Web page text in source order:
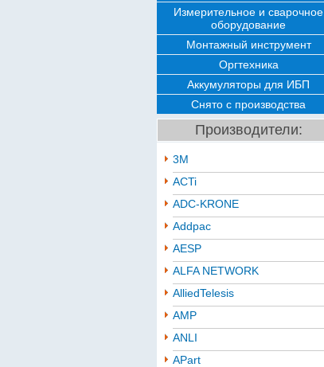
Измерительное и сварочное
оборудование
Монтажный инструмент
Оргтехника
Аккумуляторы для ИБП
Снято с производства
Производители:
3M
ACTi
ADC-KRONE
Addpac
AESP
ALFA NETWORK
AlliedTelesis
AMP
ANLI
APart